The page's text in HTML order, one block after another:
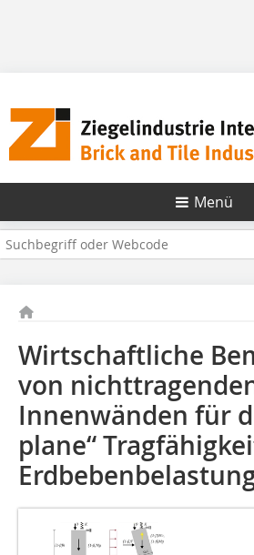
Menü
Wirtschaftliche
von
Innenwänden für
plane“